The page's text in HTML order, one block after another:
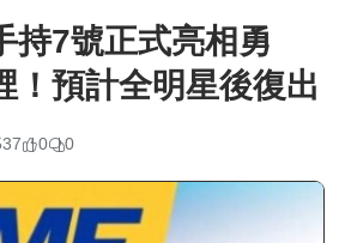
持7號正式亮相勇
！預計全明星後復出
0 0